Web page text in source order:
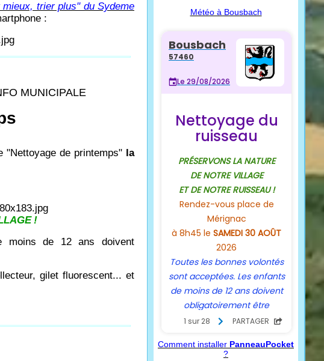
mieux, trier plus" du Sydeme
:
MUNICIPALE
"Nettoyage de printemps" la
!
moins de 12 ans doivent
gilet fluorescent... et
Météo à Bousbach
Comment installer PanneauPocket
?